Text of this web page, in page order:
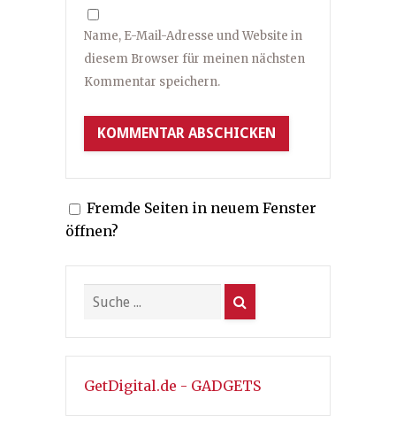
Name, E-Mail-Adresse und Website in
diesem Browser für meinen nächsten
Kommentar speichern.
Fremde Seiten in neuem Fenster
öffnen?
GetDigital.de - GADGETS